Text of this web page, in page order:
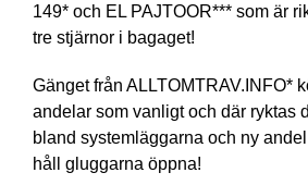
149* och EL PAJTOOR*** som är
tre stjärnor i bagaget!
Gänget från ALLTOMTRAV.INFO*
andelar som vanligt och där ryktas
bland systemläggarna och ny
håll gluggarna öppna!